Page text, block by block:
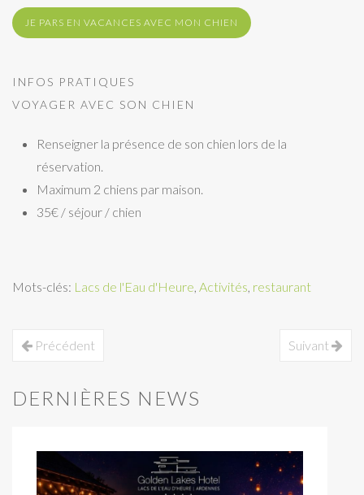
JE PARS EN VACANCES AVEC MON CHIEN
INFOS PRATIQUES
VOYAGER AVEC SON CHIEN
Renseigner la présence de son chien lors de la
réservation.
Maximum 2 chiens par maison.
35€ / séjour / chien
Mots-clés: Lacs de l'Eau d'Heure, Activités, restaurant
Précédent Suivant
DERNIÈRES NEWS